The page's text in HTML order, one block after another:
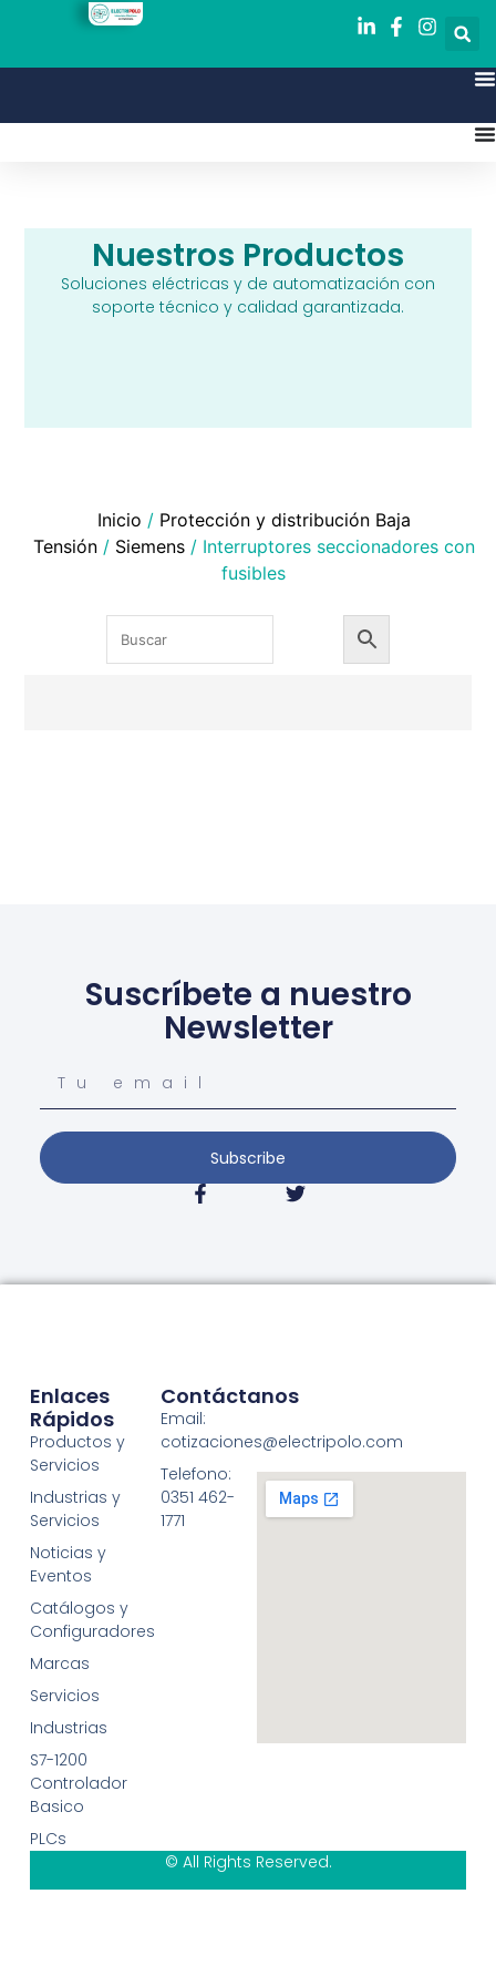
Nuestros Productos
Soluciones eléctricas y de automatización con
soporte técnico y calidad garantizada.
Inicio / Protección y distribución Baja
Tensión/ Siemens/ Interruptores seccionadores con
fusibles
Suscríbete a nuestro
Newsletter
Subscribe
Enlaces
Rápidos
Productos y
Servicios
Industrias y
Servicios
Noticias y
Eventos
Catálogos y
Configuradores
Marcas
Servicios
Industrias
S7-1200
Controlador
Basico
PLCs
Contáctanos
Email:
cotizaciones@electripolo.com
Telefono:
0351 462-
1771
© All Rights Reserved.